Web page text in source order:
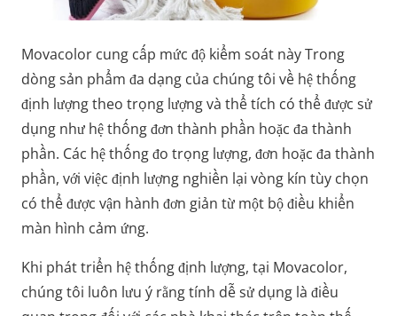
Movacolor cung cấp mức độ kiểm soát này Trong
dòng sản phẩm đa dạng của chúng tôi về hệ thống
định lượng theo trọng lượng và thể tích có thể được sử
dụng như hệ thống đơn thành phần hoặc đa thành
phần. Các hệ thống đo trọng lượng, đơn hoặc đa thành
phần, với việc định lượng nghiền lại vòng kín tùy chọn
có thể được vận hành đơn giản từ một bộ điều khiển
màn hình cảm ứng.
Khi phát triển hệ thống định lượng, tại Movacolor,
chúng tôi luôn lưu ý rằng tính dễ sử dụng là điều